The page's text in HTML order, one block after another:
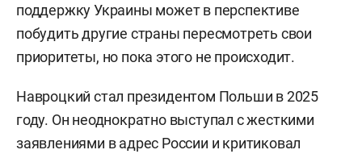
поддержку Украины может в перспективе
побудить другие страны пересмотреть свои
приоритеты, но пока этого не происходит.
Навроцкий стал президентом Польши в 2025
году. Он неоднократно выступал с жесткими
заявлениями в адрес России и критиковал